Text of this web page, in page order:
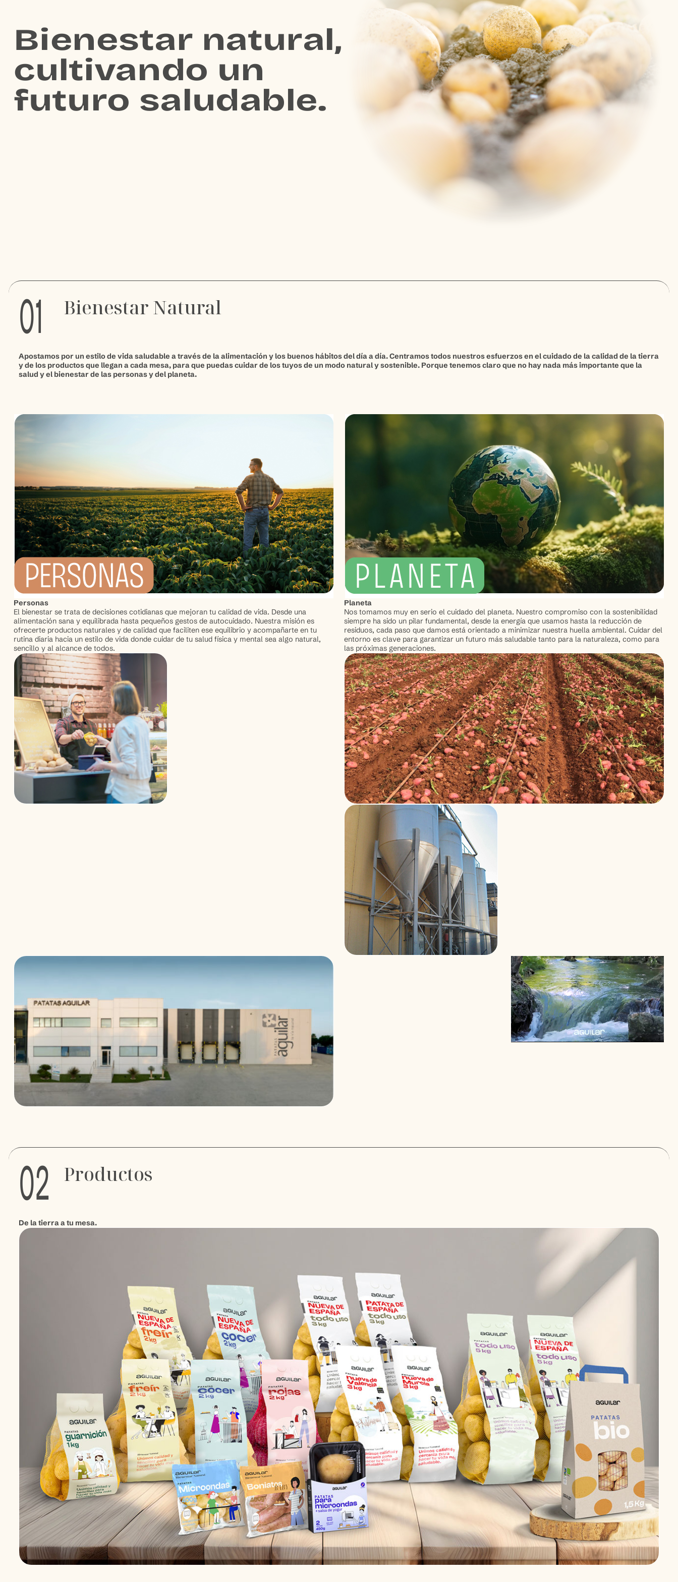
Bienestar natural,
cultivando un
futuro saludable.
01 Bienestar Natural
Apostamos por un estilo de vida saludable a través de la alimentación y los buenos hábitos del día a día. Centramos todos nuestros esfuerzos en el cuidado de la calidad de la tierra
y de los productos que llegan a cada mesa, para que puedas cuidar de los tuyos de un modo natural y sostenible. Porque tenemos claro que no hay nada más importante que la
salud y el bienestar de las personas y del planeta.
Personas
El bienestar se trata de decisiones cotidianas que mejoran tu calidad de vida. Desde una
alimentación sana y equilibrada hasta pequeños gestos de autocuidado. Nuestra misión es
ofrecerte productos naturales y de calidad que faciliten ese equilibrio y acompañarte en tu
rutina diaria hacia un estilo de vida donde cuidar de tu salud física y mental sea algo natural,
sencillo y al alcance de todos.
Planeta
Nos tomamos muy en serio el cuidado del planeta. Nuestro compromiso con la sostenibilidad
siempre ha sido un pilar fundamental, desde la energía que usamos hasta la reducción de
residuos, cada paso que damos está orientado a minimizar nuestra huella ambiental. Cuidar del
entorno es clave para garantizar un futuro más saludable tanto para la naturaleza, como para
las próximas generaciones.
02 Productos
De la tierra a tu mesa.